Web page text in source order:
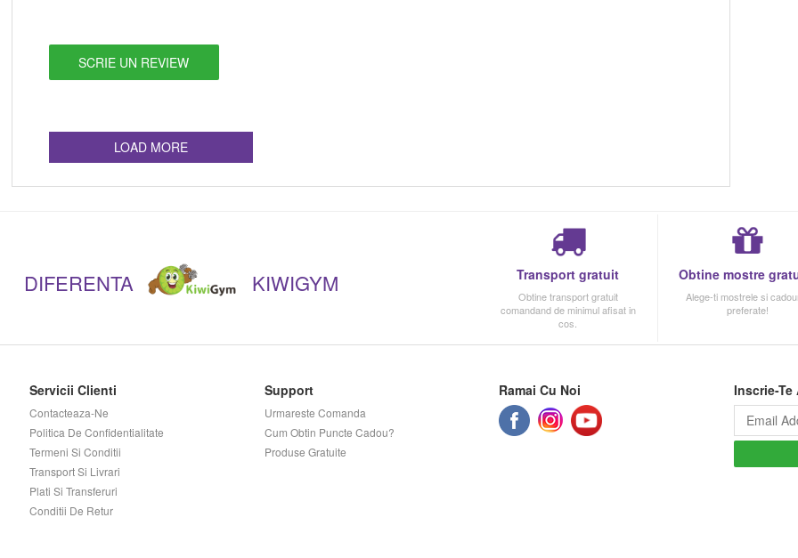
SCRIE UN REVIEW
LOAD MORE
DIFERENTA KIWIGYM Transport gratuit
Obtine transport gratuit
comandand de minimul afisat in
cos.
Obtine mostre
Alege-ti mostrele si
preferate!
Servicii Clienti
Contacteaza-Ne
Politica De Confidentialitate
Termeni Si Conditii
Transport Si Livrari
Plati Si Transferuri
Conditii De Retur
Support
Urmareste Comanda
Cum Obtin Puncte Cadou?
Produse Gratuite
Ramai Cu Noi Inscrie-Te